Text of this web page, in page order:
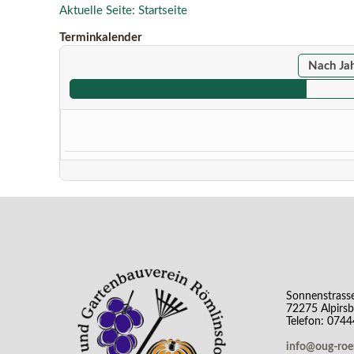
Aktuelle Seite: Startseite
Terminkalender
Nach
72275
Telefon:
info@oug-